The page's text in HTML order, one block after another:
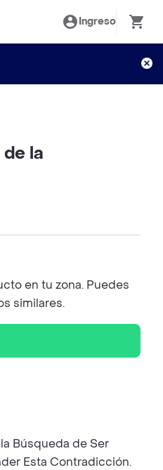
Ingreso
la
en tu zona. Puedes
similares.
Búsqueda de Ser
Esta Contradicción.